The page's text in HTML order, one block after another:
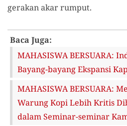
gerakan akar rumput.
Baca Juga:
MAHASISWA BERSUARA:
Bayang-bayang Ekspansi
MAHASISWA BERSUARA:
Warung Kopi Lebih Kritis
dalam Seminar-seminar